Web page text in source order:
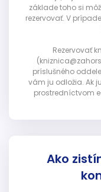
základe toho si
rezervovať. V
Rezervovať
príslušného
vám ju odložia. Ak
prostredníctvom
Ako